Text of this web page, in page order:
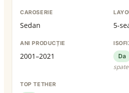
CAROSERIE
Sedan 5-
ANI PRODUCȚIE
2001–2021 Da
TOP TETHER